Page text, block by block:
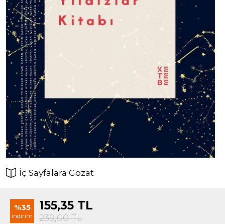
İç Sayfalara Gözat
%35
indirim
155,35 TL
239,00TL